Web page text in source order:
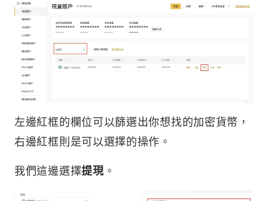
左邊紅框的欄位可以篩選出你想找的加密貨幣，
右邊紅框則是可以選擇的操作。
我們這邊選擇提現。